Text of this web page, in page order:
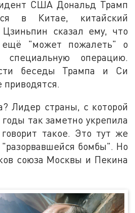
США Дональд Трамп
в Китае, китайский
сказал ему, что
"может пожалеть" о
операцию.
беседы Трампа и Си
Лидер страны, с которой
так заметно укрепила
такое. Это тут же
бомбы". Но
союза Москвы и Пекина